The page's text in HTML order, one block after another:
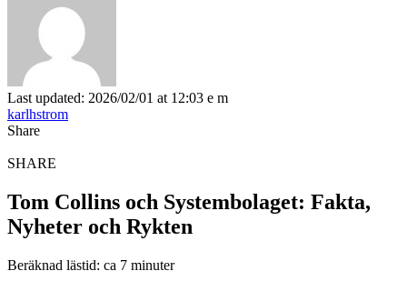
Last updated: 2026/02/01 at 12:03 e m
karlhstrom
Share
SHARE
Tom Collins och Systembolaget: Fakta,
Nyheter och Rykten
Beräknad lästid: ca 7 minuter